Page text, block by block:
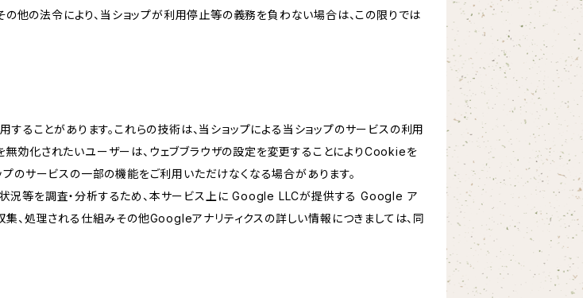
他の法令により、当ショップが利用停止等の義務を負わない場合は、この限りでは
ることがあります。これらの技術は、当ショップによる当ショップのサービスの利用
効化されたいユーザーは、ウェブブラウザの設定を変更することによりCookieを
のサービスの一部の機能をご利用いただけなくなる場合があります。
状況等を調査・分析するため、本サービス上に Google LLCが提供する Google ア
、処理される仕組みその他Googleアナリティクスの詳しい情報につきましては、同